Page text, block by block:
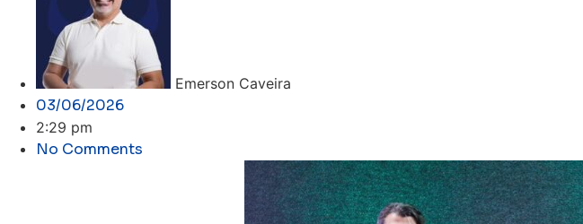
Emerson Caveira
03/06/2026
2:29 pm
No Comments